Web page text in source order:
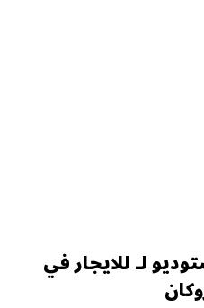
ستوديو لـ للايجار في